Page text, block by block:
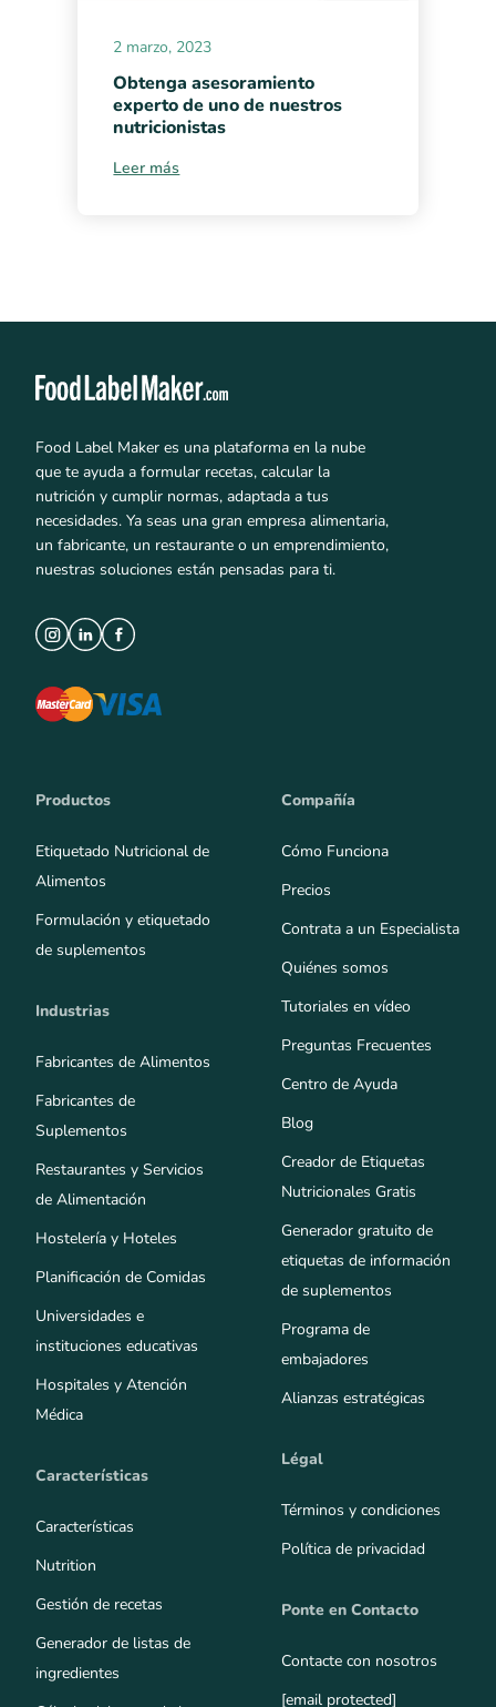
2 marzo, 2023
Obtenga asesoramiento
experto de uno de nuestros
nutricionistas
Leer más
Food Label Maker es una plataforma en la nube
que te ayuda a formular recetas, calcular la
nutrición y cumplir normas, adaptada a tus
necesidades. Ya seas una gran empresa alimentaria,
un fabricante, un restaurante o un emprendimiento,
nuestras soluciones están pensadas para ti.
Productos
Etiquetado Nutricional de
Alimentos
Formulación y etiquetado
de suplementos
Industrias
Fabricantes de Alimentos
Fabricantes de
Suplementos
Restaurantes y Servicios
de Alimentación
Hostelería y Hoteles
Planificación de Comidas
Universidades e
instituciones educativas
Hospitales y Atención
Médica
Características
Características
Nutrition
Gestión de recetas
Generador de listas de
ingredientes
Compañía
Cómo Funciona
Precios
Contrata a un Especialista
Quiénes somos
Tutoriales en vídeo
Preguntas Frecuentes
Centro de Ayuda
Blog
Creador de Etiquetas
Nutricionales Gratis
Generador gratuito de
etiquetas de información
de suplementos
Programa de
embajadores
Alianzas estratégicas
Légal
Términos y condiciones
Política de privacidad
Ponte en Contacto
Contacte con nosotros
[email protected]